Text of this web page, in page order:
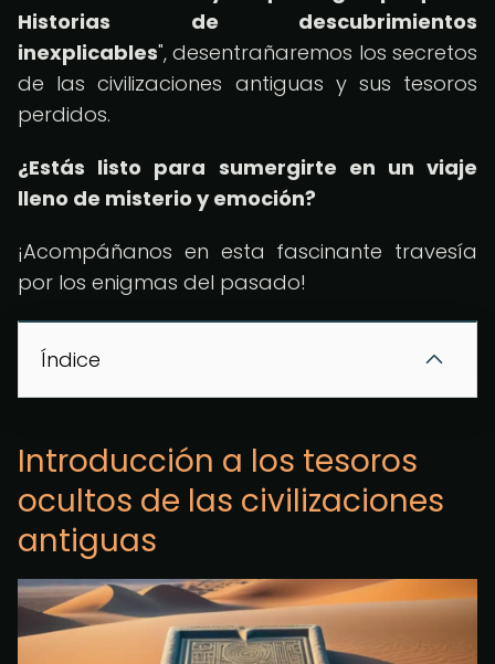
Historias de descubrimientos
inexplicables", desentrañaremos los secretos
de las civilizaciones antiguas y sus tesoros
perdidos.
¿Estás listo para sumergirte en un viaje
lleno de misterio y emoción?
¡Acompáñanos en esta fascinante travesía
por los enigmas del pasado!
Índice
Introducción a los tesoros
ocultos de las civilizaciones
antiguas